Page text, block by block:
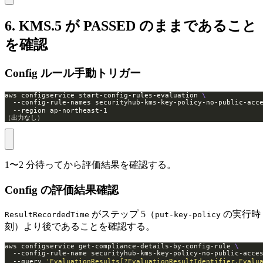
6. KMS.5 が PASSED のままであること
を確認
Config ルール手動トリガー
aws configservice start-config-rules-evaluation
--config-rule-names securityhub-kms-key-policy-no-public-
（出力なし）
1〜2 分待ってから評価結果を確認する。
Config の評価結果確認
ResultRecordedTime がステップ 5（ put-key-policy の実行時
刻）より後であることを確認する。
aws configservice get-compliance-details-by-config-rule
--config-rule-name securityhub-kms-key-policy-no-public-
  --query